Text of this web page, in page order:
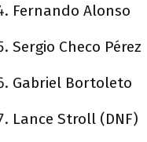
Fernando Alonso
Sergio Checo Pérez
Gabriel Bortoleto
Lance Stroll (DNF)